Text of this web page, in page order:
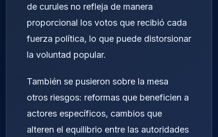
de curules no refleja de manera
proporcional los votos que recibió cada
fuerza política, lo que puede distorsionar
la voluntad popular.
También se pusieron sobre la mesa
otros riesgos: reformas que beneficien a
actores específicos, cambios que
alteren el equilibrio entre las autoridades